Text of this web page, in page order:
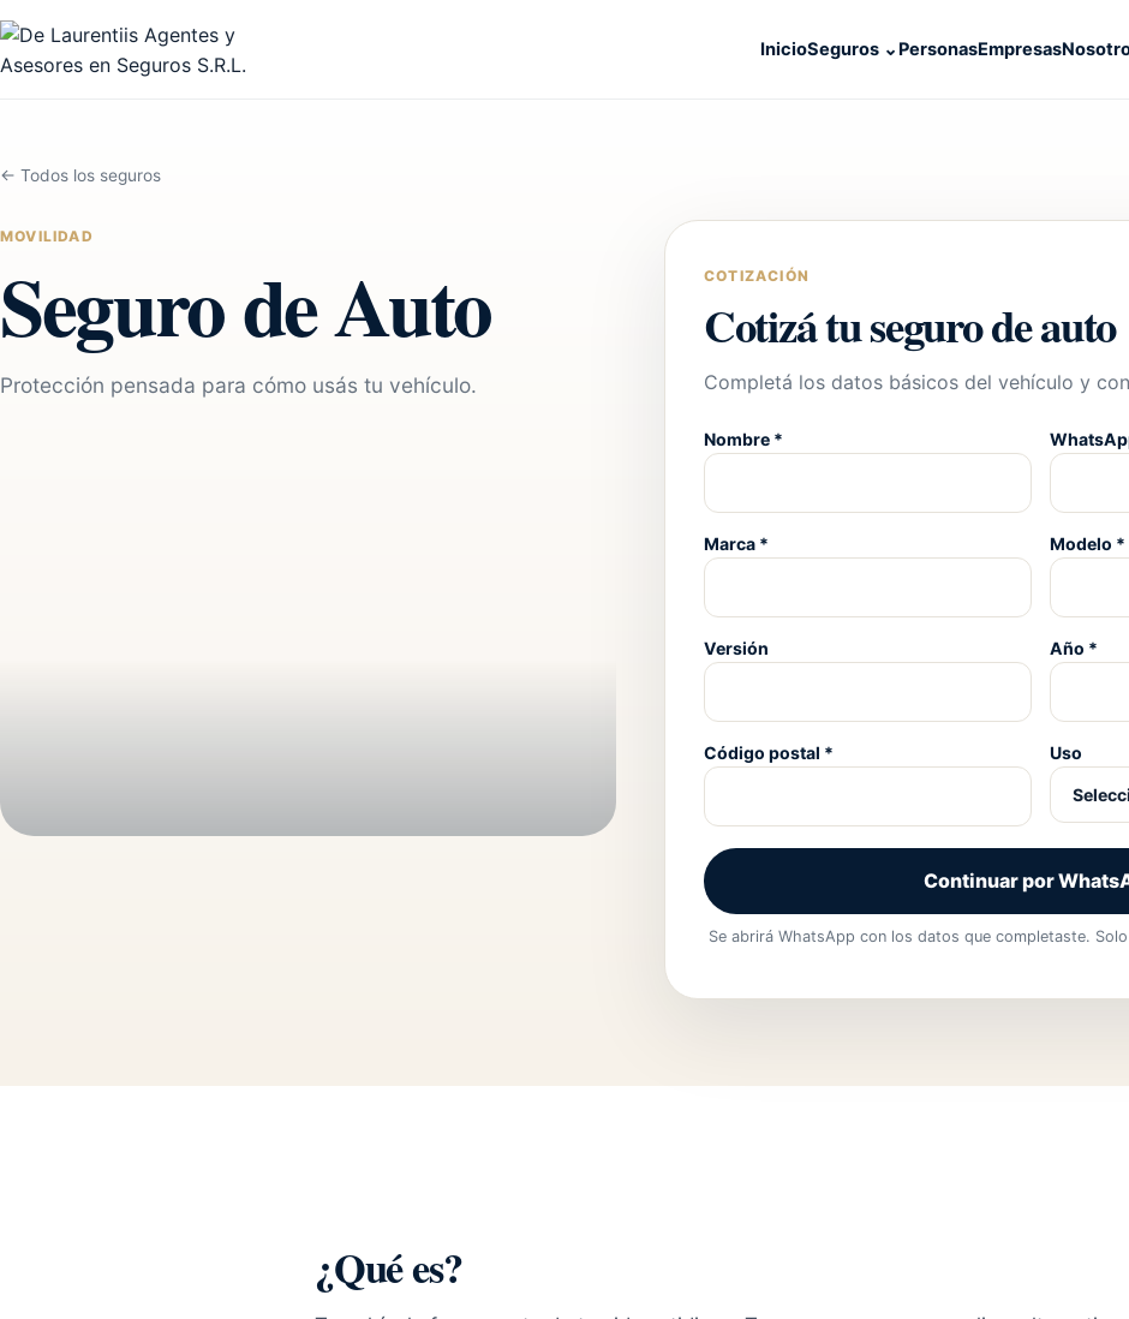
InicioSeguros ⌄ PersonasEmpresas
← Todos los seguros
MOVILIDAD
Seguro de Auto
Protección pensada para cómo usás tu vehículo.
COTIZACIÓN
Cotizá tu seguro de auto
Completá los datos básicos del vehículo y
Nombre *
Marca * Modelo *
Versión Año *
Código postal * Uso
Continuar por
Se abrirá WhatsApp con los datos que completaste.
¿Qué es?